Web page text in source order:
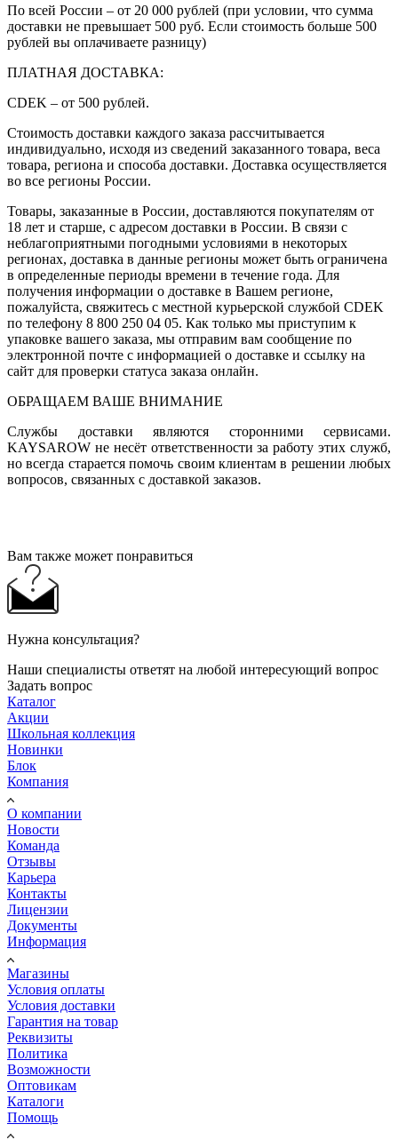
По всей России – от 20 000 рублей (при условии, что сумма
доставки не превышает 500 руб. Если стоимость больше 500
рублей вы оплачиваете разницу)
ПЛАТНАЯ ДОСТАВКА:
CDEK – от 500 рублей.
Стоимость доставки каждого заказа рассчитывается
индивидуально, исходя из сведений заказанного товара, веса
товара, региона и способа доставки. Доставка осуществляется
во все регионы России.
Товары, заказанные в России, доставляются покупателям от
18 лет и старше, с адресом доставки в России. В связи с
неблагоприятными погодными условиями в некоторых
регионах, доставка в данные регионы может быть ограничена
в определенные периоды времени в течение года. Для
получения информации о доставке в Вашем регионе,
пожалуйста, свяжитесь с местной курьерской службой CDEK
по телефону 8 800 250 04 05. Как только мы приступим к
упаковке вашего заказа, мы отправим вам сообщение по
электронной почте с информацией о доставке и ссылку на
сайт для проверки статуса заказа онлайн.
ОБРАЩАЕМ ВАШЕ ВНИМАНИЕ
Службы доставки являются сторонними сервисами.
KAYSAROW не несёт ответственности за работу этих служб,
но всегда старается помочь своим клиентам в решении любых
вопросов, связанных с доставкой заказов.
Вам также может понравиться
Нужна консультация?
Наши специалисты ответят на любой интересующий вопрос
Задать вопрос
Каталог
Акции
Школьная коллекция
Новинки
Блок
Компания
О компании
Новости
Команда
Отзывы
Карьера
Контакты
Лицензии
Документы
Информация
Магазины
Условия оплаты
Условия доставки
Гарантия на товар
Реквизиты
Политика
Возможности
Оптовикам
Каталоги
Помощь